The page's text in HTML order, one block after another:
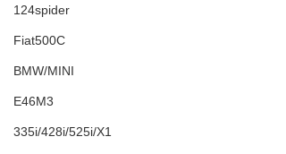
124spider
Fiat500C
BMW/MINI
E46M3
335i/428i/525i/X1